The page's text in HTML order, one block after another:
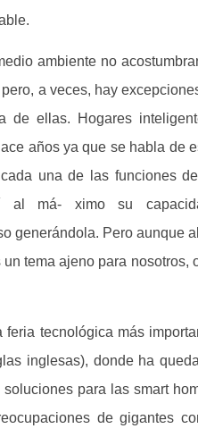
ambiente no
a veces, hay
de ellas. Hogares
años ya que se habla de
una de las funciones
al má- ximo su
generándola. Pero aunque
tema ajeno para nosotros,
tecnológica más
inglesas), donde ha
para las smart
de gigantes